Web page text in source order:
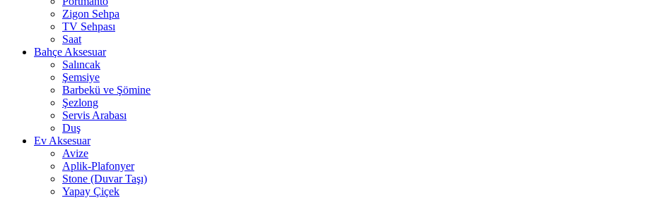
Zigon Sehpa
TV Sehpası
Saat
Bahçe Aksesuar
Salıncak
Şemsiye
Barbekü ve Şömine
Şezlong
Servis Arabası
Duş
Ev Aksesuar
Avize
Aplik-Plafonyer
Stone (Duvar Taşı)
Yapay Çiçek